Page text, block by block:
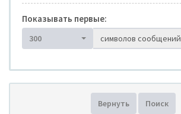
Показывать первые:
300 символов сообщений
Вернуть Поиск